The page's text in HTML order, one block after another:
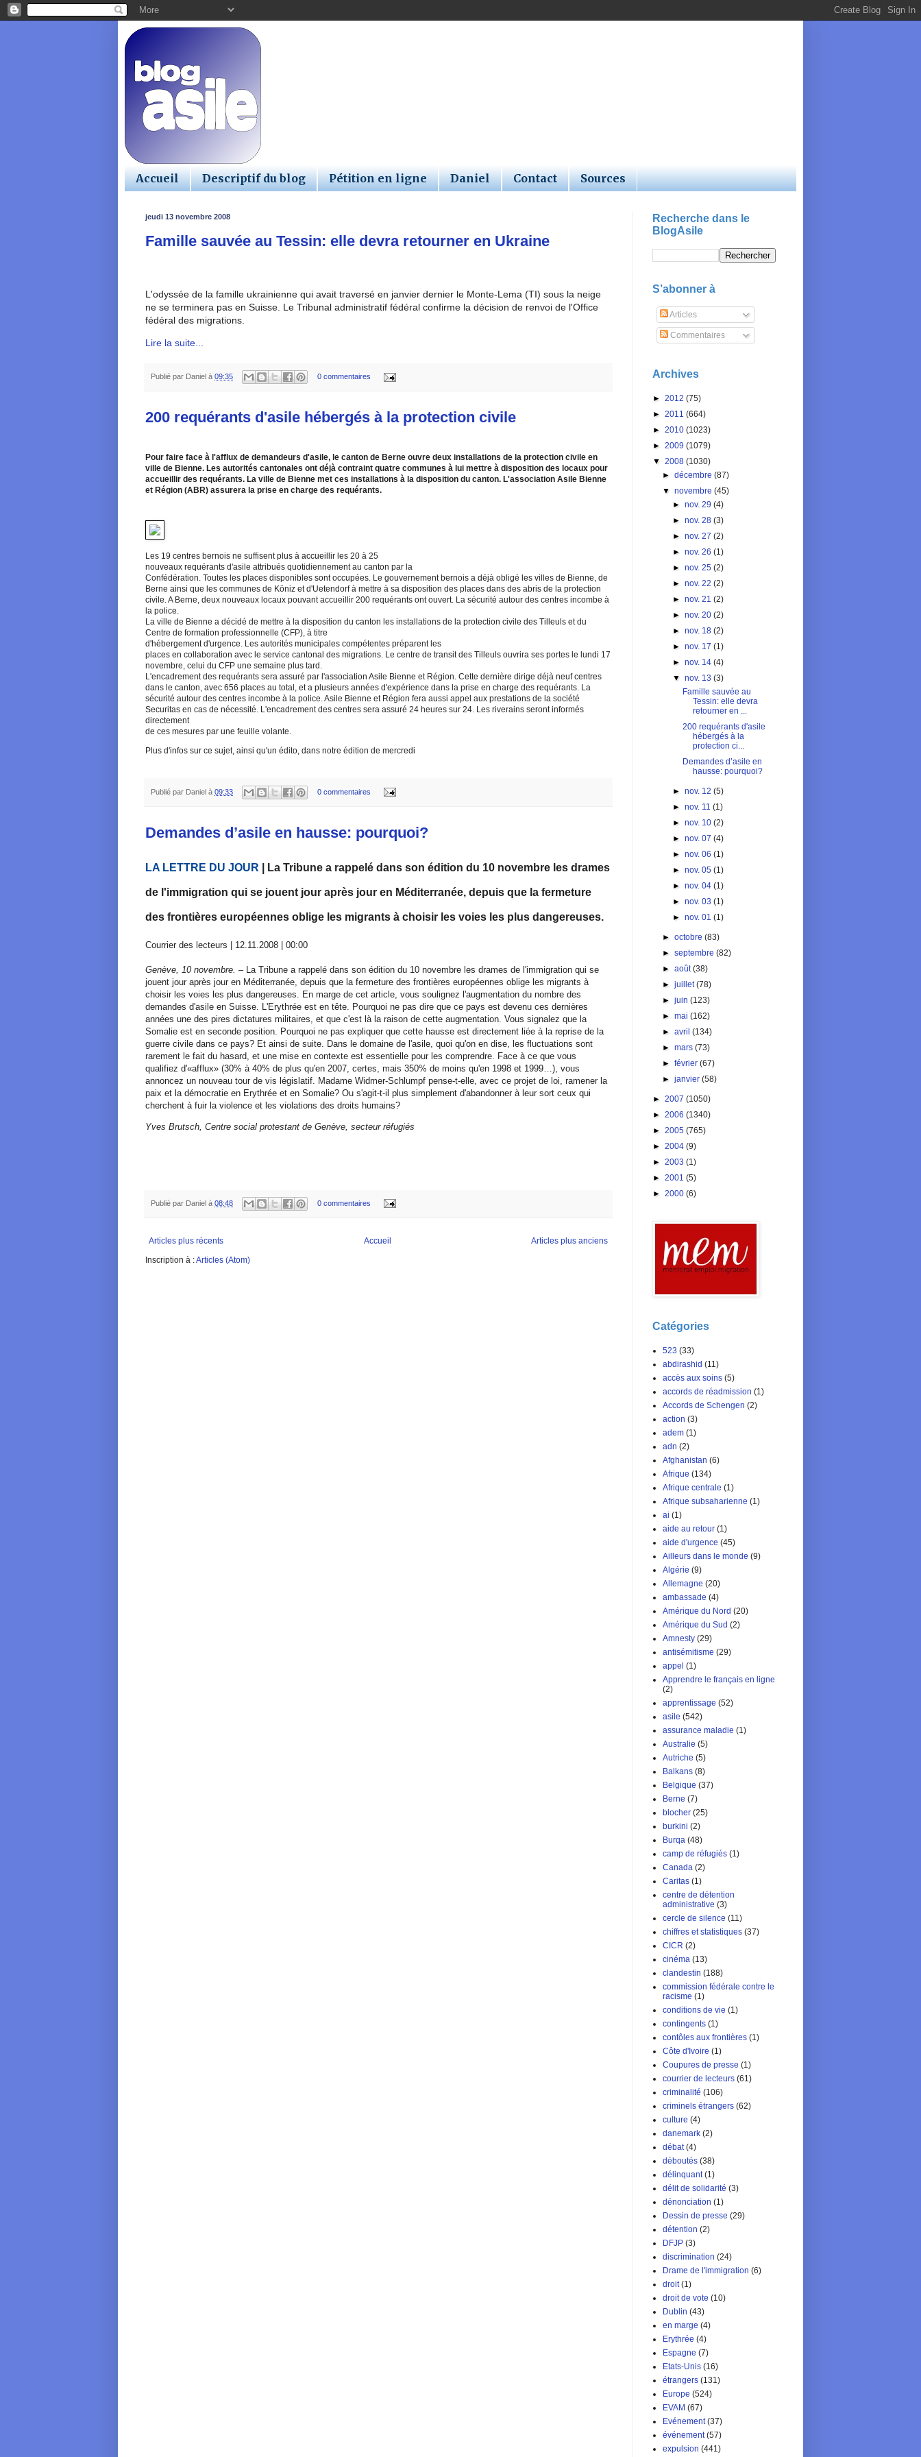
Accueil Descriptif du blog Pétition en ligne Daniel Contact Sources
jeudi 13 novembre 2008
Famille sauvée au Tessin: elle devra retourner en Ukraine
L'odyssée de la famille ukrainienne qui avait traversé en janvier dernier le Monte-Lema (TI) sous la neige
ne se terminera pas en Suisse. Le Tribunal administratif fédéral confirme la décision de renvoi de l'Office
fédéral des migrations.
Lire la suite...
Publié par Daniel à 09:35 0 commentaires
200 requérants d'asile hébergés à la protection civile
Pour faire face à l'afflux de demandeurs d'asile, le canton de Berne ouvre deux installations de la protection civile en
ville de Bienne. Les autorités cantonales ont déjà contraint quatre communes à lui mettre à disposition des locaux pour
accueillir des requérants. La ville de Bienne met ces installations à la disposition du canton. L'association Asile Bienne
et Région (ABR) assurera la prise en charge des requérants.
Les 19 centres bernois ne suffisent plus à accueillir les 20 à 25
nouveaux requérants d'asile attribués quotidiennement au canton par la
Confédération. Toutes les places disponibles sont occupées. Le gouvernement bernois a déjà obligé les villes de Bienne, de
Berne ainsi que les communes de Köniz et d'Uetendorf à mettre à sa disposition des places dans des abris de la protection
civile. A Berne, deux nouveaux locaux pouvant accueillir 200 requérants ont ouvert. La sécurité autour des centres incombe à
la police.
La ville de Bienne a décidé de mettre à la disposition du canton les installations de la protection civile des Tilleuls et du
Centre de formation professionnelle (CFP), à titre
d'hébergement d'urgence. Les autorités municipales compétentes préparent les
places en collaboration avec le service cantonal des migrations. Le centre de transit des Tilleuls ouvrira ses portes le lundi 17
novembre, celui du CFP une semaine plus tard.
L'encadrement des requérants sera assuré par l'association Asile Bienne et Région. Cette dernière dirige déjà neuf centres
dans le canton, avec 656 places au total, et a plusieurs années d'expérience dans la prise en charge des requérants. La
sécurité autour des centres incombe à la police. Asile Bienne et Région fera aussi appel aux prestations de la société
Securitas en cas de nécessité. L'encadrement des centres sera assuré 24 heures sur 24. Les riverains seront informés
directement
de ces mesures par une feuille volante.
Plus d'infos sur ce sujet, ainsi qu'un édito, dans notre édition de mercredi
Publié par Daniel à 09:33 0 commentaires
Demandes d’asile en hausse: pourquoi?
LA LETTRE DU JOUR La Tribune a rappelé dans son édition du 10 novembre les drames
de l'immigration qui se jouent jour après jour en Méditerranée, depuis que la fermeture
des frontières européennes oblige les migrants à choisir les voies les plus dangereuses.
Courrier des lecteurs | 12.11.2008 | 00:00
Genève, 10 novembre. – La Tribune a rappelé dans son édition du 10 novembre les drames de l'immigration qui se
jouent jour après jour en Méditerranée, depuis que la fermeture des frontières européennes oblige les migrants à
choisir les voies les plus dangereuses. En marge de cet article, vous soulignez l'augmentation du nombre des
demandes d'asile en Suisse. L'Erythrée est en tête. Pourquoi ne pas dire que ce pays est devenu ces dernières
années une des pires dictatures militaires, et que c'est là la raison de cette augmentation. Vous signalez que la
Somalie est en seconde position. Pourquoi ne pas expliquer que cette hausse est directement liée à la reprise de la
guerre civile dans ce pays? Et ainsi de suite. Dans le domaine de l'asile, quoi qu'on en dise, les fluctuations sont
rarement le fait du hasard, et une mise en contexte est essentielle pour les comprendre. Face à ce que vous
qualifiez d'«afflux» (30% à 40% de plus qu'en 2007, certes, mais 350% de moins qu'en 1998 et 1999…), vous
annoncez un nouveau tour de vis législatif. Madame Widmer-Schlumpf pense-t-elle, avec ce projet de loi, ramener la
paix et la démocratie en Erythrée et en Somalie? Ou s'agit-t-il plus simplement d'abandonner à leur sort ceux qui
cherchent à fuir la violence et les violations des droits humains?
Yves Brutsch, Centre social protestant de Genève, secteur réfugiés
Publié par Daniel à 08:48 0 commentaires
Articles plus récents Articles plus anciens
Accueil
Inscription à :Articles (Atom)
Recherche dans le
BlogAsile
S’abonner à
Articles
Commentaires
Archives
► 2012 (75)
► 2011 (664)
► 2010 (1023)
► 2009 (1079)
▼ 2008 (1030)
►décembre(87)
▼novembre(45)
► nov. 29 (4)
► nov. 28 (3)
► nov. 27 (2)
► nov. 26 (1)
► nov. 25 (2)
► nov. 22 (2)
► nov. 21 (2)
► nov. 20 (2)
► nov. 18 (2)
► nov. 17 (1)
► nov. 14 (4)
▼ nov. 13 (3)
Famille sauvée au
Tessin: elle devra
retourner en ...
200 requérants d'asile
hébergés à la
protection ci...
Demandes d’asile en
hausse: pourquoi?
► nov. 12 (5)
► nov. 11 (1)
► nov. 10 (2)
► nov. 07 (4)
► nov. 06 (1)
► nov. 05 (1)
► nov. 04 (1)
► nov. 03 (1)
► nov. 01 (1)
►octobre(83)
►septembre(82)
►août(38)
►juillet(78)
►juin(123)
►mai(162)
►avril(134)
►mars(73)
►février(67)
►janvier(58)
► 2007 (1050)
► 2006 (1340)
► 2005 (765)
► 2004 (9)
► 2003 (1)
► 2001 (5)
► 2000 (6)
Catégories
523 (33)
abdirashid (11)
accès aux soins (5)
accords de réadmission (1)
Accords de Schengen (2)
action (3)
adem (1)
adn (2)
Afghanistan (6)
Afrique (134)
Afrique centrale (1)
Afrique subsaharienne (1)
ai (1)
aide au retour (1)
aide d'urgence (45)
Ailleurs dans le monde (9)
Algérie (9)
Allemagne (20)
ambassade (4)
Amérique du Nord (20)
Amérique du Sud (2)
Amnesty (29)
antisémitisme (29)
appel (1)
Apprendre le français en ligne
(2)
apprentissage (52)
asile (542)
assurance maladie (1)
Australie (5)
Autriche (5)
Balkans (8)
Belgique (37)
Berne (7)
blocher (25)
burkini (2)
Burqa (48)
camp de réfugiés (1)
Canada (2)
Caritas (1)
centre de détention
administrative (3)
cercle de silence (11)
chiffres et statistiques (37)
CICR (2)
cinéma (13)
clandestin (188)
commission fédérale contre le
racisme (1)
conditions de vie (1)
contingents (1)
contôles aux frontières (1)
Côte d'Ivoire (1)
Coupures de presse (1)
courrier de lecteurs (61)
criminalité (106)
criminels étrangers (62)
culture (4)
danemark (2)
débat (4)
déboutés (38)
délinquant (1)
délit de solidarité (3)
dénonciation (1)
Dessin de presse (29)
détention (2)
DFJP (3)
discrimination (24)
Drame de l'immigration (6)
droit (1)
droit de vote (10)
Dublin (43)
en marge (4)
Erythrée (4)
Espagne (7)
Etats-Unis (16)
étrangers (131)
Europe (524)
EVAM (67)
Evénement (37)
événement (57)
expulsion (441)